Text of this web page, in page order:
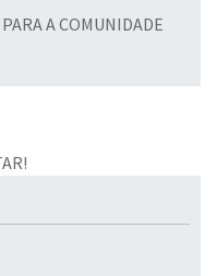
PARA A COMUNIDADE